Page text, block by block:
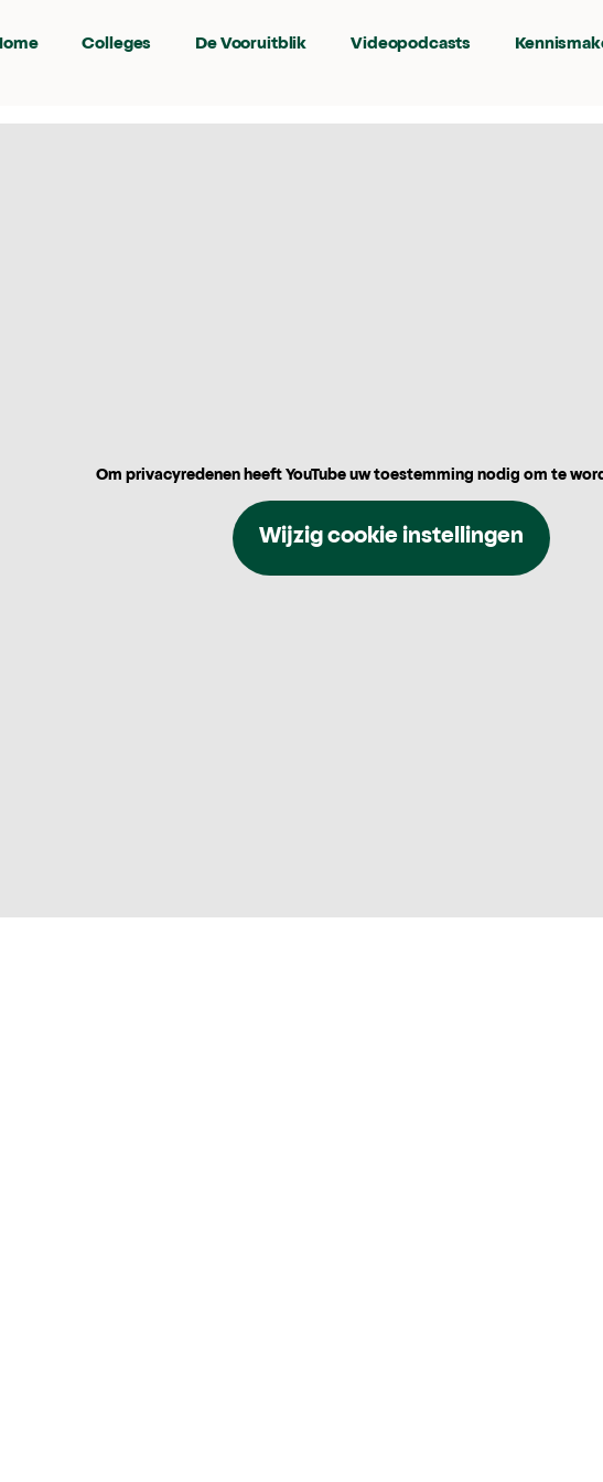
Colleges De Vooruitblik Videopodcasts
Om privacyredenen heeft YouTube uw toestemming nodig om te
Wijzig cookie instellingen